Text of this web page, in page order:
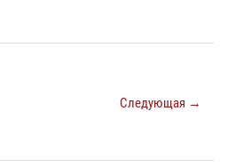
Следующая →